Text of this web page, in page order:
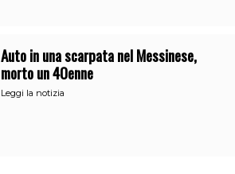
Auto in una scarpata nel Messinese,
morto un 40enne
Leggi la notizia